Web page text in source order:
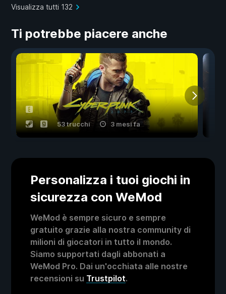
Visualizza tutti 132
Ti potrebbe piacere anche
53 trucchi 3 mesi fa
Personalizza i tuoi giochi in
sicurezza con WeMod
WeMod è sempre sicuro e sempre
gratuito grazie alla nostra community di
milioni di giocatori in tutto il mondo.
Siamo supportati dagli abbonati a
WeMod Pro. Dai un'occhiata alle nostre
recensioni su Trustpilot.